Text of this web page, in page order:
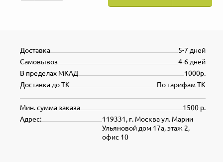
5-7 дней
Доставка
4-6 дней
Самовывоз
1000р.
В пределах МКАД
По тарифам ТК
Доставка до ТК
1500 р.
Мин. сумма заказа
119331, г. Москва ул. Марии
Ульяновой дом 17а, этаж 2,
офис 10
Адрес: